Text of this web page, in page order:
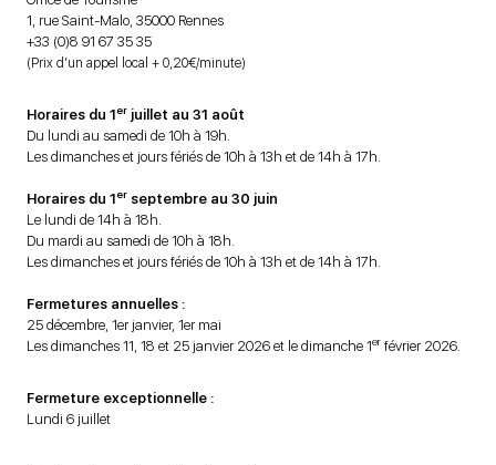
1, rue Saint-Malo, 35000 Rennes
+33 (0)8 91 67 35 35
(Prix d’un appel local + 0,20€/minute)
Horaires du 1er juillet au 31 août
Du lundi au samedi de 10h à 19h.
Les dimanches et jours fériés de 10h à 13h et de 14h à 17h.
Horaires du 1er septembre au 30 juin
Le lundi de 14h à 18h.
Du mardi au samedi de 10h à 18h.
Les dimanches et jours fériés de 10h à 13h et de 14h à 17h.
Fermetures annuelles :
25 décembre, 1er janvier, 1er mai
Les dimanches 11, 18 et 25 janvier 2026 et le dimanche 1er février 2026.
Fermeture exceptionnelle :
Lundi 6 juillet